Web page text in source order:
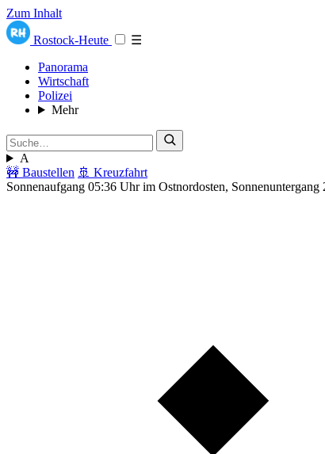
Zum Inhalt
Rostock-Heute
☰
Panorama
Wirtschaft
Polizei
Mehr
A
🚧 Baustellen 🚢 Kreuzfahrt
Sonnenaufgang 05:36 Uhr im Ostnordosten,